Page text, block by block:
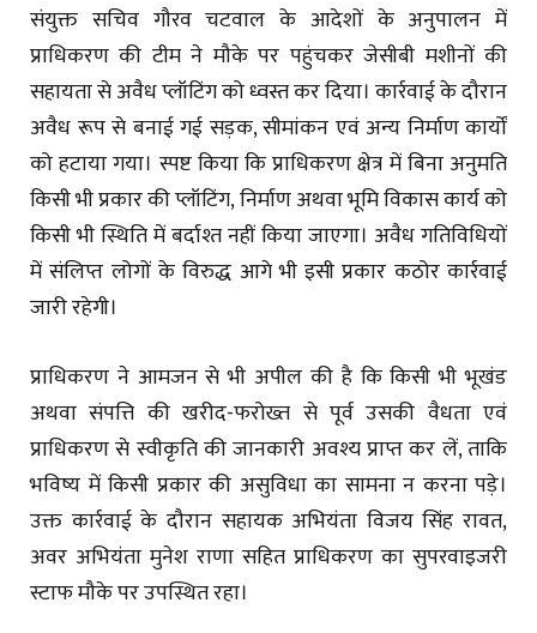
संयुक्त सचिव गौरव चटवाल के आदेशों के अनुपालन में
प्राधिकरण की टीम ने मौके पर पहुंचकर जेसीबी मशीनों की
सहायता से अवैध प्लॉटिंग को ध्वस्त कर दिया। कार्रवाई के दौरान
अवैध रूप से बनाई गई सड़क, सीमांकन एवं अन्य निर्माण कार्यों
को हटाया गया। स्पष्ट किया कि प्राधिकरण क्षेत्र में बिना अनुमति
किसी भी प्रकार की प्लॉटिंग, निर्माण अथवा भूमि विकास कार्य को
किसी भी स्थिति में बर्दाश्त नहीं किया जाएगा। अवैध गतिविधियों
में संलिप्त लोगों के विरुद्ध आगे भी इसी प्रकार कठोर कार्रवाई
जारी रहेगी।
प्राधिकरण ने आमजन से भी अपील की है कि किसी भी भूखंड
अथवा संपत्ति की खरीद-फरोख्त से पूर्व उसकी वैधता एवं
प्राधिकरण से स्वीकृति की जानकारी अवश्य प्राप्त कर लें, ताकि
भविष्य में किसी प्रकार की असुविधा का सामना न करना पड़े।
उक्त कार्रवाई के दौरान सहायक अभियंता विजय सिंह रावत,
अवर अभियंता मुनेश राणा सहित प्राधिकरण का सुपरवाइजरी
स्टाफ मौके पर उपस्थित रहा।